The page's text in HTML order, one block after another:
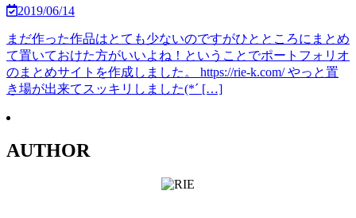
2019/06/14
まだ作った作品はとても少ないのですがひとところにまとめ
て置いておけた方がいいよね！ということでポートフォリオ
のまとめサイトを作成しました。 https://rie-k.com/ やっと置
き場が出来てスッキリしました(*´ […]
AUTHOR